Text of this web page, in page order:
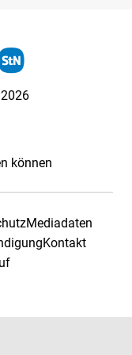
können
Mediadaten
Kontakt